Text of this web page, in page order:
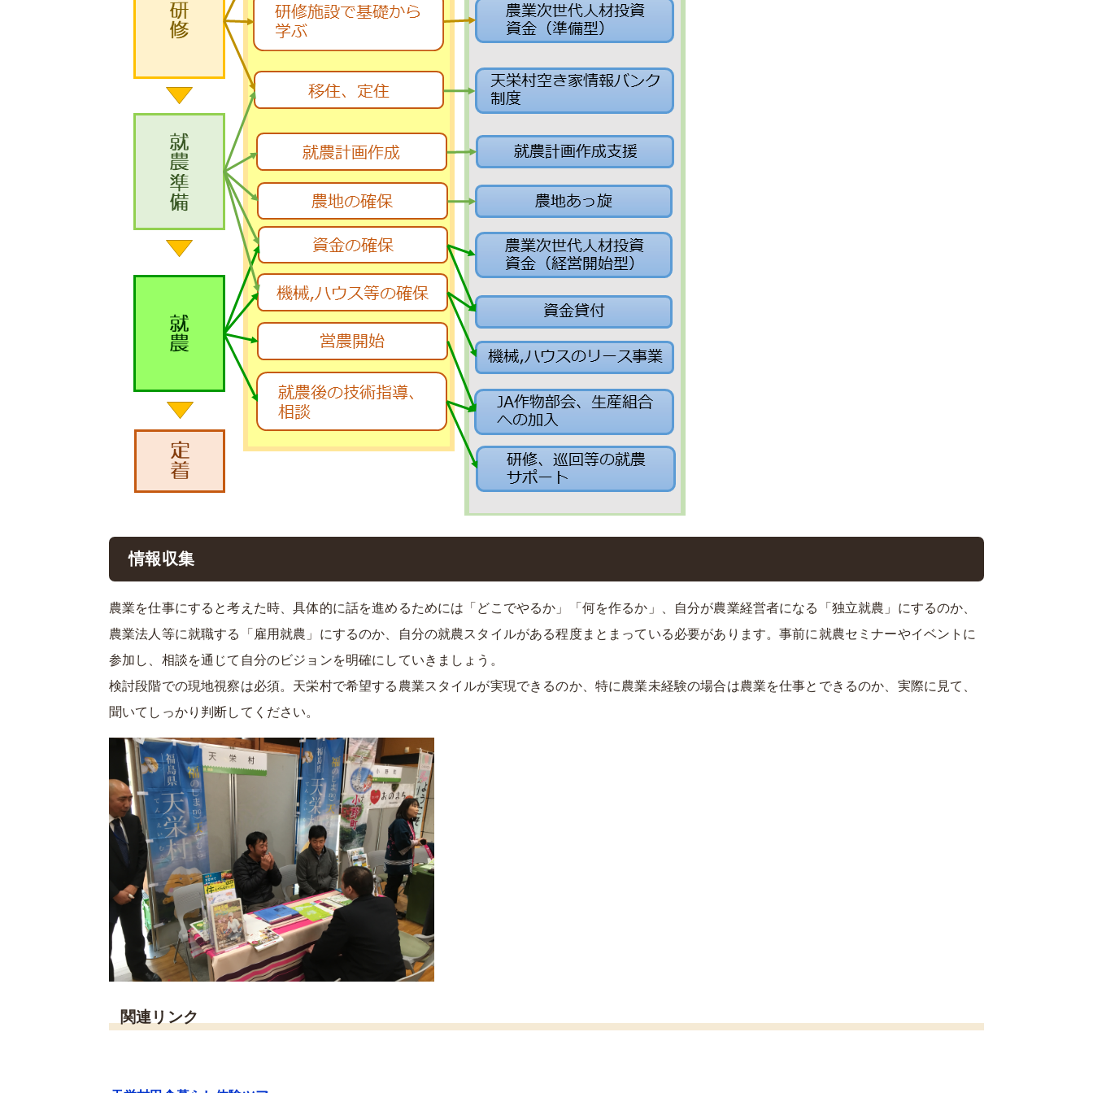
情報収集
農業を仕事にすると考えた時、具体的に話を進めるためには「どこでやるか」「何を作るか」、自分が農業経営者になる「独立就農」にするのか、
農業法人等に就職する「雇用就農」にするのか、自分の就農スタイルがある程度まとまっている必要があります。事前に就農セミナーやイベントに
参加し、相談を通じて自分のビジョンを明確にしていきましょう。
検討段階での現地視察は必須。天栄村で希望する農業スタイルが実現できるのか、特に農業未経験の場合は農業を仕事とできるのか、実際に見て、
聞いてしっかり判断してください。
関連リンク